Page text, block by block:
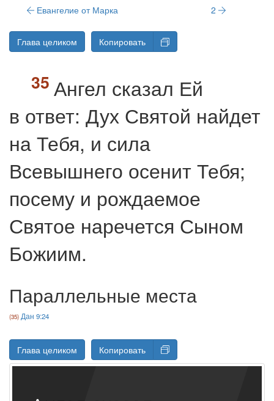
Евангелие от Марка 2
Глава целиком Копировать
Ангел сказал Ей
в ответ: Дух Святой найдет
на Тебя, и сила
Всевышнего осенит Тебя;
посему и рождаемое
Святое наречется Сыном
Божиим.
Параллельные места
Дан 9:24
Глава целиком Копировать